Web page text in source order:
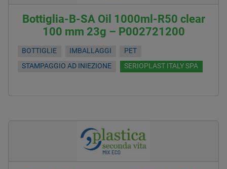
Bottiglia-B-SA Oil 1000ml-R50 clear
100 mm 23g – P002721200
BOTTIGLIE IMBALLAGGI
PET
STAMPAGGIO AD INIEZIONE
SERIOPLAST ITALY SPA